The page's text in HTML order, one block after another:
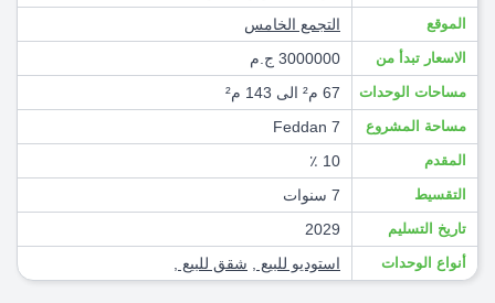
الموقع التجمع الخامس
الاسعار تبدأ من 3000000 ج.م
مساحات الوحدات 67 م² الى 143 م²
مساحة المشروع 7 Feddan
المقدم 10 ٪
التقسيط 7 سنوات
تاريخ التسليم 2029
أنواع الوحدات استوديو للبيع شقق للبيع